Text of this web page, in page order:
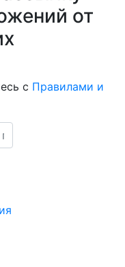
от
с Правилами и